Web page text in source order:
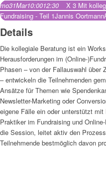
mo31Mar10:0012:30
X 3 Mit
Fundraising - Teil 1Jannis Oortmann
Details
Die kollegiale Beratung ist ein
Herausforderungen im (Online-
Phasen – von der Fallauswahl
– entwickeln die Teilnehmenden
Ansätze für Themen wie
Newsletter-Marketing oder
eigene Fälle ein oder unterstützt
Praktiker im Fundraising und
die Session, leitet aktiv den
Teilnehmende bestmöglich davon